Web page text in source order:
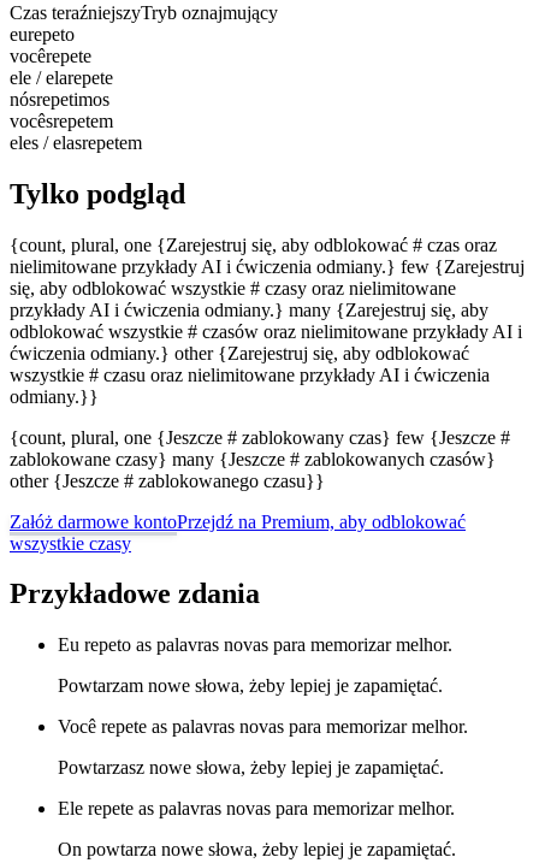
Czas teraźniejszyTryb oznajmujący
eurepeto
vocêrepete
ele / elarepete
nósrepetimos
vocêsrepetem
eles / elasrepetem
Tylko podgląd
{count, plural, one {Zarejestruj się, aby odblokować # czas oraz
nielimitowane przykłady AI i ćwiczenia odmiany.} few {Zarejestruj
się, aby odblokować wszystkie # czasy oraz nielimitowane
przykłady AI i ćwiczenia odmiany.} many {Zarejestruj się, aby
odblokować wszystkie # czasów oraz nielimitowane przykłady AI i
ćwiczenia odmiany.} other {Zarejestruj się, aby odblokować
wszystkie # czasu oraz nielimitowane przykłady AI i ćwiczenia
odmiany.}}
{count, plural, one {Jeszcze # zablokowany czas} few {Jeszcze #
zablokowane czasy} many {Jeszcze # zablokowanych czasów}
other {Jeszcze # zablokowanego czasu}}
Załóż darmowe kontoPrzejdź na Premium, aby odblokować
wszystkie czasy
Przykładowe zdania
Eu repeto as palavras novas para memorizar melhor.
Powtarzam nowe słowa, żeby lepiej je zapamiętać.
Você repete as palavras novas para memorizar melhor.
Powtarzasz nowe słowa, żeby lepiej je zapamiętać.
Ele repete as palavras novas para memorizar melhor.
On powtarza nowe słowa, żeby lepiej je zapamiętać.